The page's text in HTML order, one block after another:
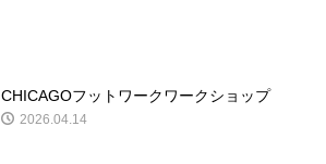
CHICAGOフットワークワークショップ
2026.04.14